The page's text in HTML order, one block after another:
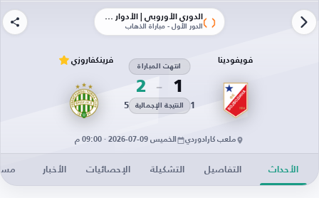
الدوري الأوروبي | الأدوار الإقصائية
الدور الأول - مباراة الذهاب
فويفودينا
1
انتهت المباراة
2
1 النتيجة الإجمالية 5
فرينكفاروزي
ملعب كارادوردي الخميس 09-07-2026 · 09:00 م
الأحداث التفاصيل التشكيلة الإحصائيات الأخبار